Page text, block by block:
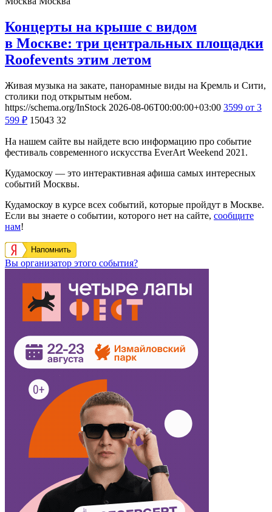
Концерты на крыше с видом
в Москве: три центральных площадки
Roofevents этим летом
Живая музыка на закате, панорамные виды на Кремль и Сити,
столики под открытым небом.
https://schema.org/InStock 2026-08-06T00:00:00+03:00 3599 от 3
599 ₽ 15043 32
На нашем сайте вы найдете всю информацию про событие
фестиваль современного искусства EverArt Weekend 2021.
Кудамоскоу — это интерактивная афиша самых интересных
событий Москвы.
Кудамоскоу в курсе всех событий, которые пройдут в Москве.
Если вы знаете о событии, которого нет на сайте, сообщите
нам!
Напомнить
Вы организатор этого события?